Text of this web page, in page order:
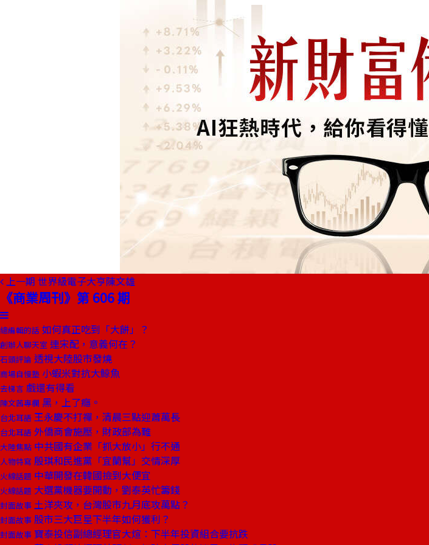
上一期 世界級電子大亨陳文雄
《商業周刊》第 606 期
總編輯的話 如何真正吃到「大餅」？
創辦人聊天室 連宋配，意義何在？
石頭評論 透視大陸股市發燒
商場自慢塾 小蝦米對抗大鯨魚
去梯言 戲還有得看
陳文茜專欄 黑，上了癮。
台北耳語 王永慶不打禪，清晨三點迎蕭萬長
台北耳語 外僑商會施壓，財政部為難
大陸焦點 中共國有企業「抓大放小」行不通
人物特寫 殷琪和民進黨「宜蘭幫」交情深厚
火線話題 中華開發在韓國撿到大便宜
火線話題 大選黨機器要開動，劉泰英忙籌錢
封面故事 土洋夾攻，台灣股市九月底攻萬點？
封面故事 股市三大巨星下半年如何獲利？
封面故事 寶泰投信副總經理官大煊：下半年投資組合要抗跌